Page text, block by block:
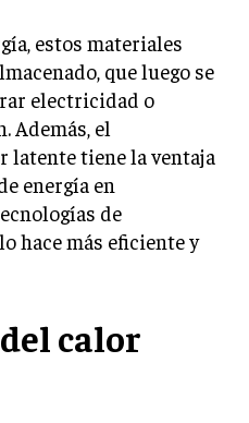
estos materiales
que luego se
electricidad o
Además, el
latente tiene la ventaja
energía en
de
hace más eficiente y
calor